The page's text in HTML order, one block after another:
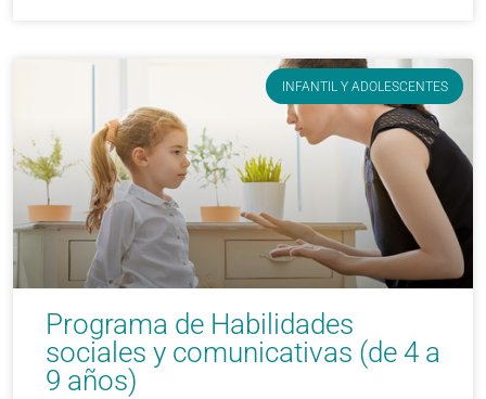
INFANTIL Y ADOLESCENTES
Programa de Habilidades
sociales y comunicativas (de 4 a
9 años)